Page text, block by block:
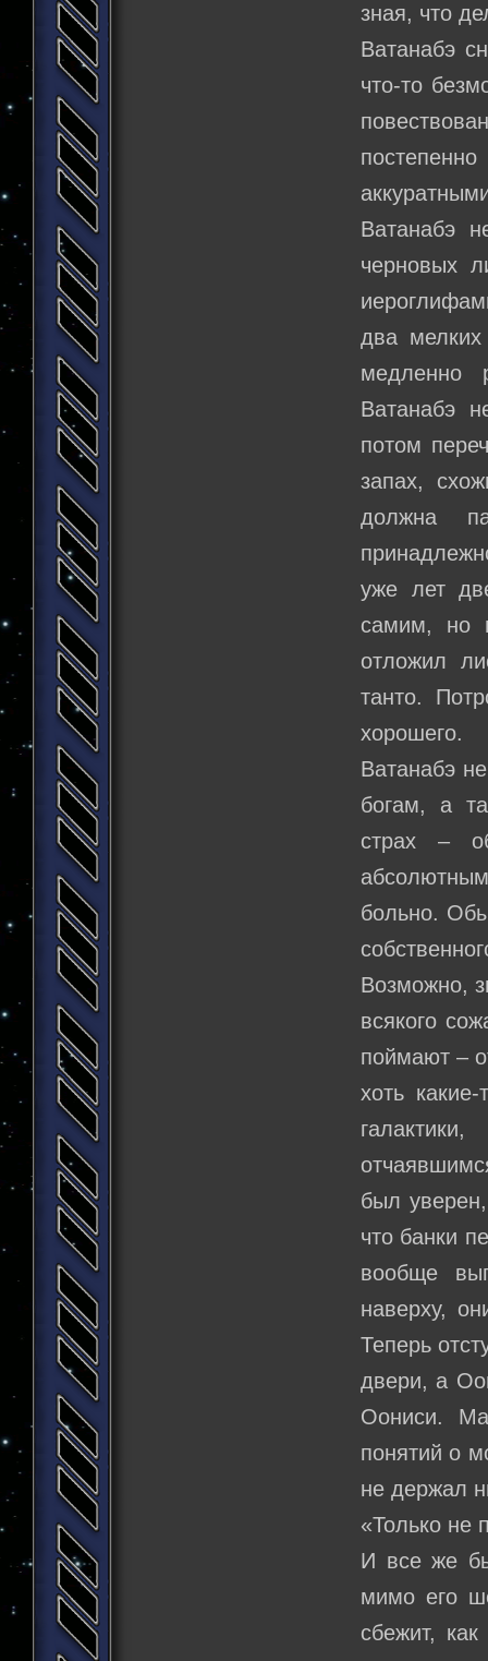
зная, что
Ватанабэ
что-то
Ватанабэ
черновых
два
медленно
Ватанабэ
потом
запах,
должна
уже лет
самим, но
отложил
танто.
хорошего.
Ватанабэ
богам, а
страх –
больно.
Возможно,
всякого
поймают –
хоть
был
что банки
вообще
наверху,
Теперь
двери, а
Оониси.
понятий о
не держал
«Только не
И все же
мимо его
сбежит,